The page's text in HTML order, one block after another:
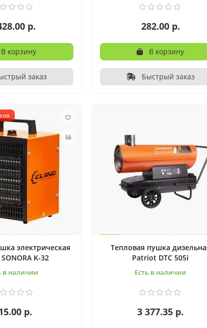
р.
В корзину
заказ
282.00 р.
В корзину
Быстрый заказ
электрическая
K-32
в наличии
р.
Тепловая пушка
Patriot DTС 505i
Есть в наличии
3 377.35 р.